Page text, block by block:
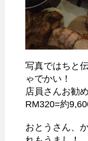
写真ではちと
ゃでかい！
店員さんお勧
RM320=約
おとうさん、